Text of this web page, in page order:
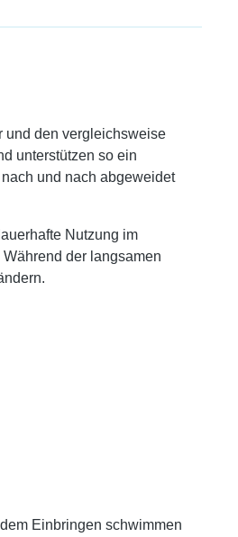
und den vergleichsweise
unterstützen so ein
und nach abgeweidet
Nutzung im
der langsamen
Einbringen schwimmen